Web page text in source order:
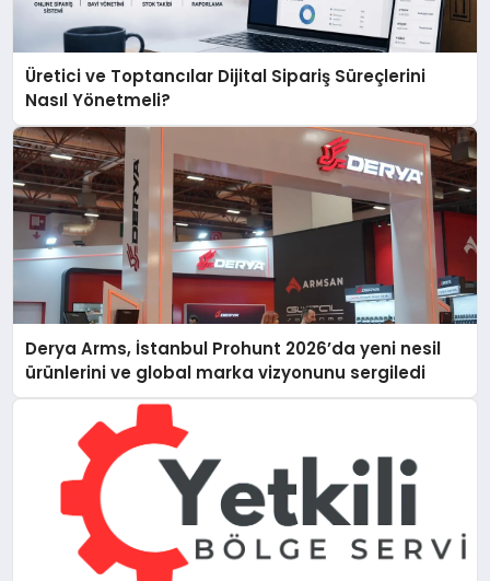
Üretici ve Toptancılar Dijital Sipariş Süreçlerini
Nasıl Yönetmeli?
Derya Arms, İstanbul Prohunt 2026’da yeni nesil
ürünlerini ve global marka vizyonunu sergiledi